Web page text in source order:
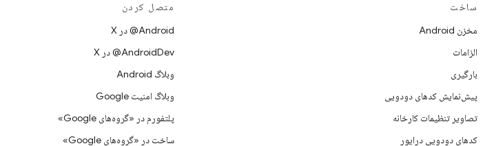
ساخت
مخزن Android
الزامات
بارگیری
پیش‌نمایش کدهای دودویی
تصاویر تنظیمات کارخانه
کدهای دودویی درایور
متصل کردن
‫‎@Android در X
‫‎@AndroidDev در X
وبلاگ Android
وبلاگ امنیت Google
پلتفورم در «گروه‌های Google»
ساخت در «گروه‌های Google»